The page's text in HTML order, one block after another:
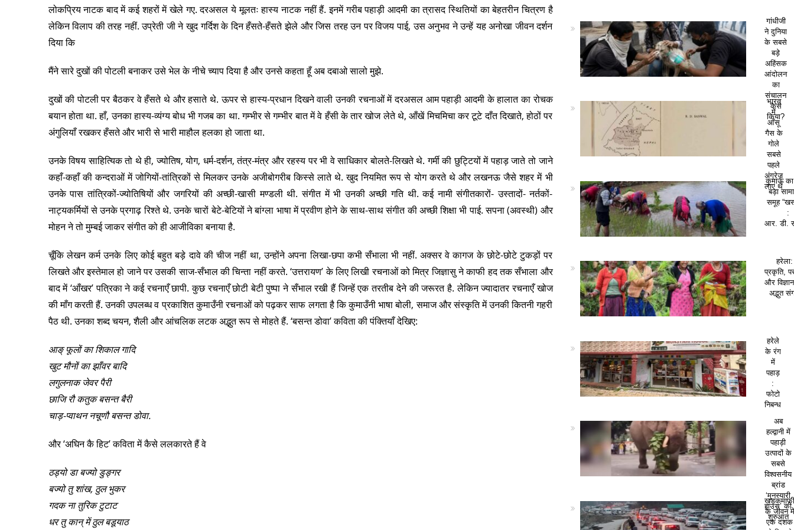
लोकप्रिय नाटक बाद में कई शहरों में खेले गए. दरअसल ये मूलतः हास्य नाटक नहीं हैं. इनमें गरीब पहाड़ी आदमी का त्रासद स्थितियों का बेहतरीन चित्रण है
लेकिन विलाप की तरह नहीं. उप्रेती जी ने खुद गर्दिश के दिन हँसते-हँसते झेले और जिस तरह उन पर विजय पाई, उस अनुभव ने उन्हें यह अनोखा जीवन दर्शन
दिया कि
मैंने सारे दुखों की पोटली बनाकर उसे भेल के नीचे च्याप दिया है और उनसे कहता हूँ अब दबाओ सालो मुझे.
दुखों की पोटली पर बैठकर वे हँसते थे और हसाते थे. ऊपर से हास्य-प्रधान दिखने वाली उनकी रचनाओं में दरअसल आम पहाड़ी आदमी के हालात का रोचक
बयान होता था. हाँ, उनका हास्य-व्यंग्य बोध भी गजब का था. गम्भीर से गम्भीर बात में वे हँसी के तार खोज लेते थे, आँखें मिचमिचा कर टूटे दाँत दिखाते, होठों पर
अंगुलियाँ रखकर हँसते और भारी से भारी माहौल हलका हो जाता था.
उनके विषय साहित्यिक तो थे ही, ज्योतिष, योग, धर्म-दर्शन, तंत्र-मंत्र और रहस्य पर भी वे साधिकार बोलते-लिखते थे. गर्मी की छुट्टियों में पहाड़ जाते तो जाने
कहाँ-कहाँ की कन्दराओं में जोगियों-तांत्रिकों से मिलकर उनके अजीबोगरीब किस्से लाते थे. खुद नियमित रूप से योग करते थे और लखनऊ जैसे शहर में भी
उनके पास तांत्रिकों-ज्योतिषियों और जगरियों की अच्छी-खासी मण्डली थी. संगीत में भी उनकी अच्छी गति थी. कई नामी संगीतकारों- उस्तादों- नर्तकों-
नाट्यकर्मियों से उनके प्रगाढ़ रिश्ते थे. उनके चारों बेटे-बेटियों ने बांग्ला भाषा में प्रवीण होने के साथ-साथ संगीत की अच्छी शिक्षा भी पाई. सपना (अवस्थी) और
मोहन ने तो मुम्बई जाकर संगीत को ही आजीविका बनाया है.
चूँकि लेखन कर्म उनके लिए कोई बहुत बड़े दावे की चीज नहीं था, उन्होंने अपना लिखा-छपा कभी सँभाला भी नहीं. अक्सर वे कागज के छोटे-छोटे टुकड़ों पर
लिखते और इस्तेमाल हो जाने पर उसकी साज-सँभाल की चिन्ता नहीं करते. ‘उत्तरायण’ के लिए लिखी रचनाओं को मित्र जिज्ञासु ने काफी हद तक सँभाला और
बाद में ‘आँखर’ पत्रिका ने कई रचनाएँ छापी. कुछ रचनाएँ छोटी बेटी पुष्पा ने सँभाल रखी हैं जिन्हें एक तरतीब देने की जरूरत है. लेकिन ज्यादातर रचनाएँ खोज
की माँग करती हैं. उनकी उपलब्ध व प्रकाशित कुमाउँनी रचनाओं को पढ़कर साफ लगता है कि कुमाउँनी भाषा बोली, समाज और संस्कृति में उनकी कितनी गहरी
पैठ थी. उनका शब्द चयन, शैली और आंचलिक लटक अद्भुत रूप से मोहते हैं. ‘बसन्त डोवा’ कविता की पंक्तियाँ देखिए:
आङ् फूलों का शिकाल गादि
खुट मौनों का झाँवर बादि
लगुलनाक जेवर पैरी
छाजि रौ कतुक बसन्त बैरी
चाड़-प्वाथन नचूणौ बसन्त डोवा.
और ‘अघिन कै हिट’ कविता में कैसे ललकारते हैं वे
ठड्यो डा बज्यो डुङ्गर
बज्यो तु शांख, ठुल भुकर
गदक ना तुरिक टुटाट
धर तु कान् में ठुल बडूयाठ
गांधीजी
ने दुनिया
के सबसे
बड़े
अहिंसक
आंदोलन
का
संचालन
कैसे
किया?
भारत
में
आँसू
गैस के
गोले
सबसे
पहले
अंग्रेज़
लाए थे
कुमाऊं
बड़ा
समूह
:
आर. डी.
हरेला:
प्रकृति,
और
अद्भुत
हरेले
के रंग
में
पहाड़
:
फोटो
निबन्ध
अब
हल्द्वानी में
पहाड़ी
उत्पादों के
सबसे
विश्वसनीय
ब्रांड
‘मुनस्यारी
हाउस’ की
शुरुआत
के जीवन में
एक दशक